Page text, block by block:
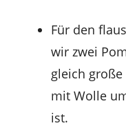
Für den
wir zwei
gleich
mit Wolle
ist.